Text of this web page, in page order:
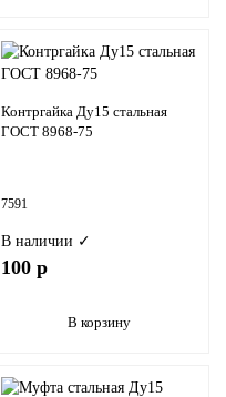
Контргайка Ду15 стальная
ГОСТ 8968-75
7591
В наличии ✓
100 р
В корзину